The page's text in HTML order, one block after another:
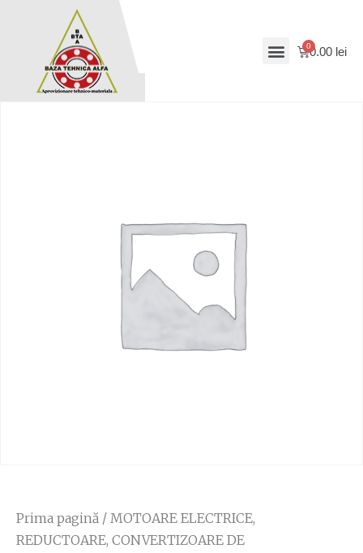
0.00 lei
Prima pagină / MOTOARE ELECTRICE,
REDUCTOARE, CONVERTIZOARE DE